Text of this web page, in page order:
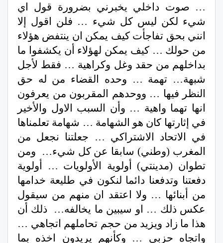
… صوت داخلي يخبرني بضرورة قول اي
شيء لكن ليس كل شيء … فلن اقول إلا
انني بحق تفاجأت كيف يمكن ان ينتفض هؤلاء
من حولك … كيف يمكن لهؤلاء أن يكشفوا ما
بداخلهم من حقد وغل وكراهية … فقط لأجل
شبهة… تهمة … وحده القضاء من له حق
النظر فيها … ووحدهم المقربون من يعرفون
انها تهما واهية … وأن السبب الاول والأخير
في إثارتها كان هو الشهامة … شهامة تعلمناها
في الاتحاد الاشتراكي … جعلتنا نجعل من
المغرب (وطني) سابقا عن كل شيء… ومن
تطوان (مدينتي) أولوية الأولويات … أولوية
دفعتنا وتدفعنا دائما لنكون في طليعة خدامها
من أبنائها … ولا اعتقد ان منهم من سيقول
عكس ذلك … او سيبين ما يخالفه… ذلك أن
هذا ما زاد ويزيد من حجم تحاملهم اتجاهي …
واتجاه حزبي … وكأنهم يريدون اخذه بما